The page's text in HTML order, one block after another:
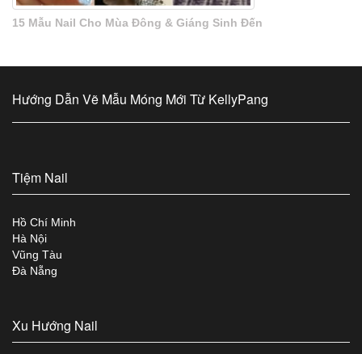
15 Mẫu Nail Cho Mùa Đông & Giáng Sinh Đến
Hướng Dẫn Vẽ Mẫu Móng Mới Từ KellyPang
Tiệm Nail
Hồ Chí Minh
Hà Nội
Vũng Tàu
Đà Nẵng
Xu Hướng Nail